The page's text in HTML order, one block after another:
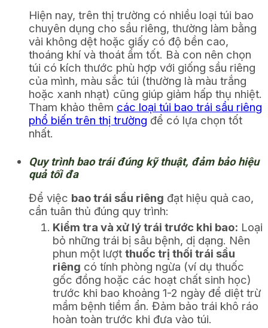
Hiện nay, trên thị trường có nhiều loại túi bao
chuyên dụng cho sầu riêng, thường làm bằng
vải không dệt hoặc giấy có độ bền cao,
thoáng khí và thoát ẩm tốt. Bà con nên chọn
túi có kích thước phù hợp với giống sầu riêng
của mình, màu sắc túi (thường là màu trắng
hoặc xanh nhạt) cũng giúp giảm hấp thụ nhiệt.
Tham khảo thêm các loại túi bao trái sầu riêng
phổ biến trên thị trường để có lựa chọn tốt
nhất.
Quy trình bao trái đúng kỹ thuật, đảm bảo hiệu
quả tối đa
Để việc bao trái sầu riêng đạt hiệu quả cao,
cần tuân thủ đúng quy trình:
Kiểm tra và xử lý trái trước khi bao: Loại
bỏ những trái bị sâu bệnh, dị dạng. Nên
phun một lượt thuốc trị thối trái sầu
riêng có tính phòng ngừa (ví dụ thuốc
gốc đồng hoặc các hoạt chất sinh học)
trước khi bao khoảng 1-2 ngày để diệt trừ
mầm bệnh tiềm ẩn. Đảm bảo trái khô ráo
hoàn toàn trước khi đưa vào túi.